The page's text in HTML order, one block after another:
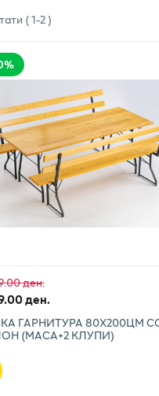
(1-2)
%
ден.
ден.
ГАРНИТУРА 80Х200ЦМ
(МАСА+2 КЛУПИ)